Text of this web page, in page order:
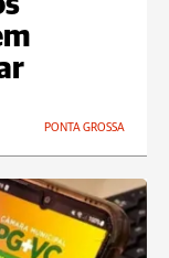
PONTA GROSSA